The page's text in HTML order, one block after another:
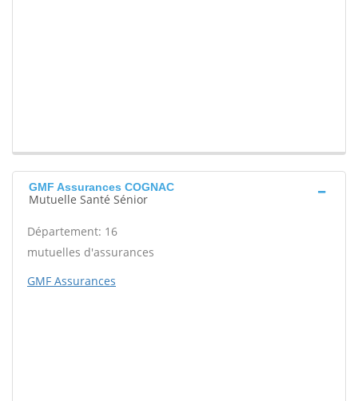
GMF Assurances COGNAC
Mutuelle Santé Sénior
Département: 16
mutuelles d'assurances
GMF Assurances